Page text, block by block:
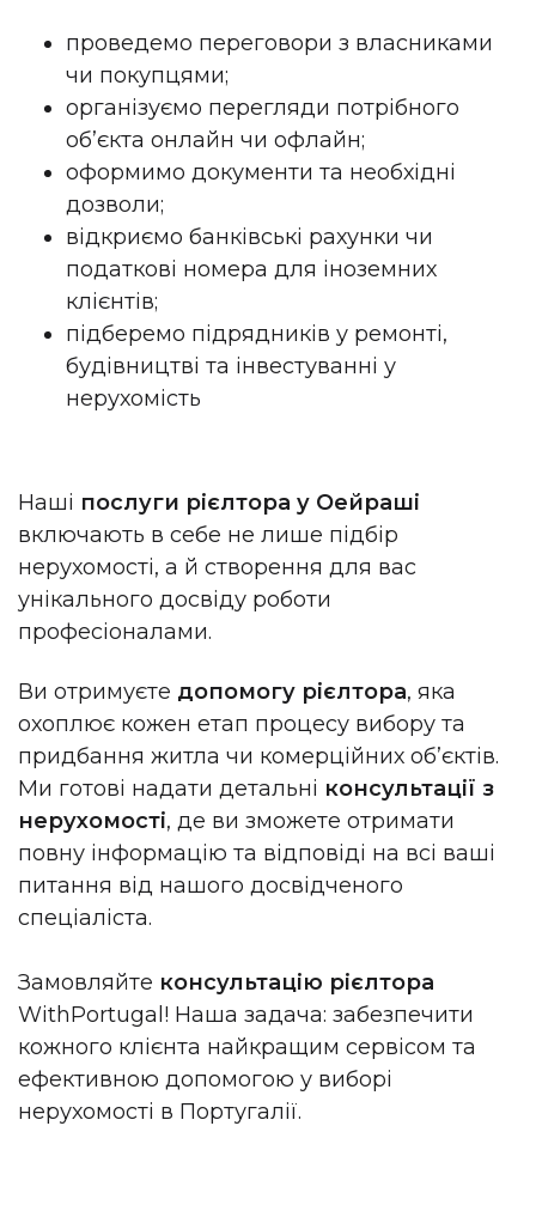
проведемо переговори з власниками
чи покупцями;
організуємо перегляди потрібного
об’єкта онлайн чи офлайн;
оформимо документи та необхідні
дозволи;
відкриємо банківські рахунки чи
податкові номера для іноземних
клієнтів;
підберемо підрядників у ремонті,
будівництві та інвестуванні у
нерухомість
Наші послуги рієлтора у Оейраші
включають в себе не лише підбір
нерухомості, а й створення для вас
унікального досвіду роботи
професіоналами.
Ви отримуєте допомогу рієлтора, яка
охоплює кожен етап процесу вибору та
придбання житла чи комерційних об’єктів.
Ми готові надати детальні консультації з
нерухомості, де ви зможете отримати
повну інформацію та відповіді на всі ваші
питання від нашого досвідченого
спеціаліста.
Замовляйте консультацію рієлтора
WithPortugal! Наша задача: забезпечити
кожного клієнта найкращим сервісом та
ефективною допомогою у виборі
нерухомості в Португалії.